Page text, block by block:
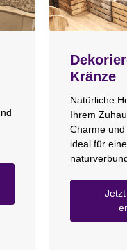
Kränze
Natürliche
Ihrem
Charme
ideal für